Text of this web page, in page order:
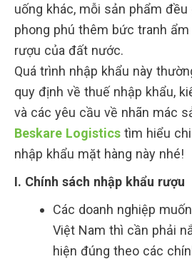
uống khác, mỗi sản phẩm đều
phong phú thêm bức tranh
rượu của đất nước.
Quá trình nhập khẩu này
quy định về thuế nhập khẩu,
và các yêu cầu về nhãn mác
Beskare Logistics tìm hiểu
nhập khẩu mặt hàng này nhé!
I. Chính sách nhập khẩu rượu
Các doanh nghiệp
Việt Nam thì cần phải
hiện đúng theo các